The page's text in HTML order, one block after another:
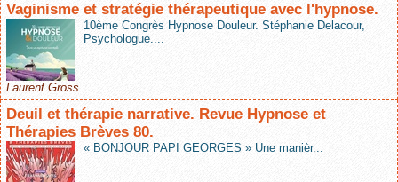
Vaginisme et stratégie thérapeutique avec l'hypnose.
10ème Congrès Hypnose Douleur. Stéphanie Delacour,
Psychologue....
Laurent Gross
Deuil et thérapie narrative. Revue Hypnose et
Thérapies Brèves 80.
« BONJOUR PAPI GEORGES » Une manièr...